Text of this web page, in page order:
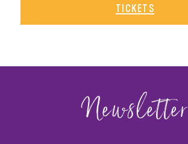
TICKETS
Newsletter